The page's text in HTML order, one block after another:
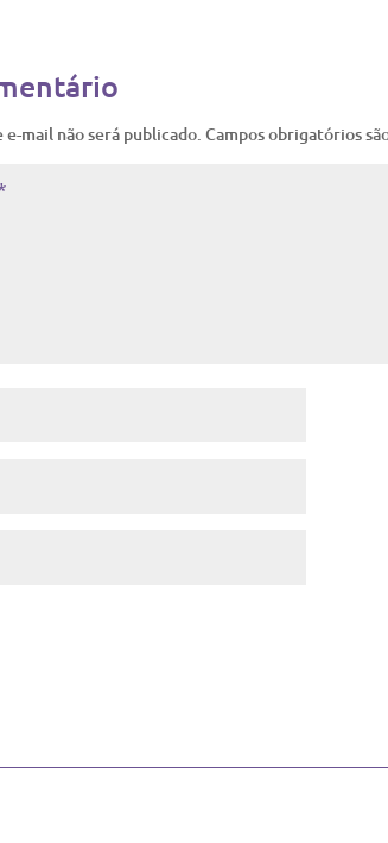
e-mail não será publicado. Campos obrigatórios